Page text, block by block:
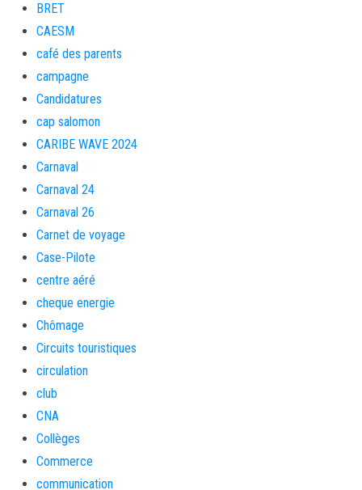
BRET
CAESM
café des parents
campagne
Candidatures
cap salomon
CARIBE WAVE 2024
Carnaval
Carnaval 24
Carnaval 26
Carnet de voyage
Case-Pilote
centre aéré
cheque energie
Chômage
Circuits touristiques
circulation
club
CNA
Collèges
Commerce
communication